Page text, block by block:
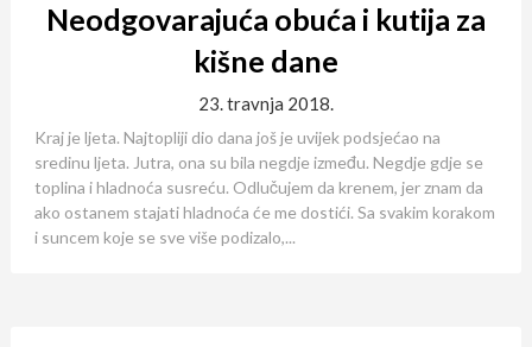
Neodgovarajuća obuća i kutija za
kišne dane
23. travnja 2018.
Kraj je ljeta. Najtopliji dio dana još je uvijek podsjećao na
sredinu ljeta. Jutra, ona su bila negdje između. Negdje gdje se
toplina i hladnoća susreću. Odlučujem da krenem, jer znam da
ako ostanem stajati hladnoća će me dostići. Sa svakim korakom
i suncem koje se sve više podizalo,...